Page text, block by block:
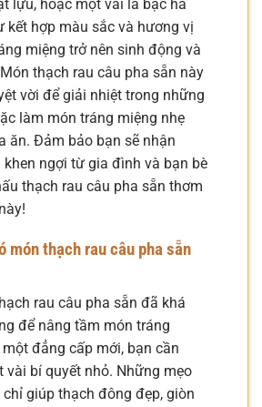
lựu, hoặc một vài lá bạc hà
kết hợp màu sắc và hương vị
miệng trở nên sinh động và
thạch rau câu pha sẵn này
vời để giải nhiệt trong những
làm món tráng miệng nhẹ
ăn. Đảm bảo bạn sẽ nhận
ngợi từ gia đình và bạn bè
thạch rau câu pha sẵn thơm
món thạch rau câu pha sẵn
rau câu pha sẵn đã khá
để nâng tầm món tráng
đẳng cấp mới, bạn cần
vài bí quyết nhỏ. Những mẹo
giúp thạch đông đẹp, giòn